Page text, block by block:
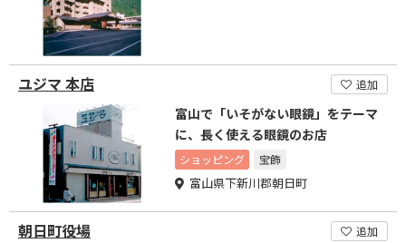
ユジマ 本店 追加
富山で「いそがない眼鏡」をテーマ
に、長く使える眼鏡のお店
ショッピング 宝飾
富山県下新川郡朝日町
朝日町役場 追加